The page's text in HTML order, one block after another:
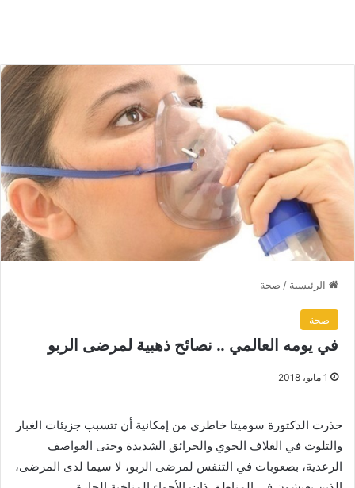
الرئيسية / صحة
صحة
في يومه العالمي .. نصائح ذهبية لمرضى الربو
1 مايو، 2018
حذرت الدكتورة سوميتا خاطري من إمكانية أن تتسبب جزيئات الغبار
والتلوث في الغلاف الجوي والحرائق الشديدة وحتى العواصف
الرعدية، بصعوبات في التنفس لمرضى الربو، لا سيما لدى المرضى،